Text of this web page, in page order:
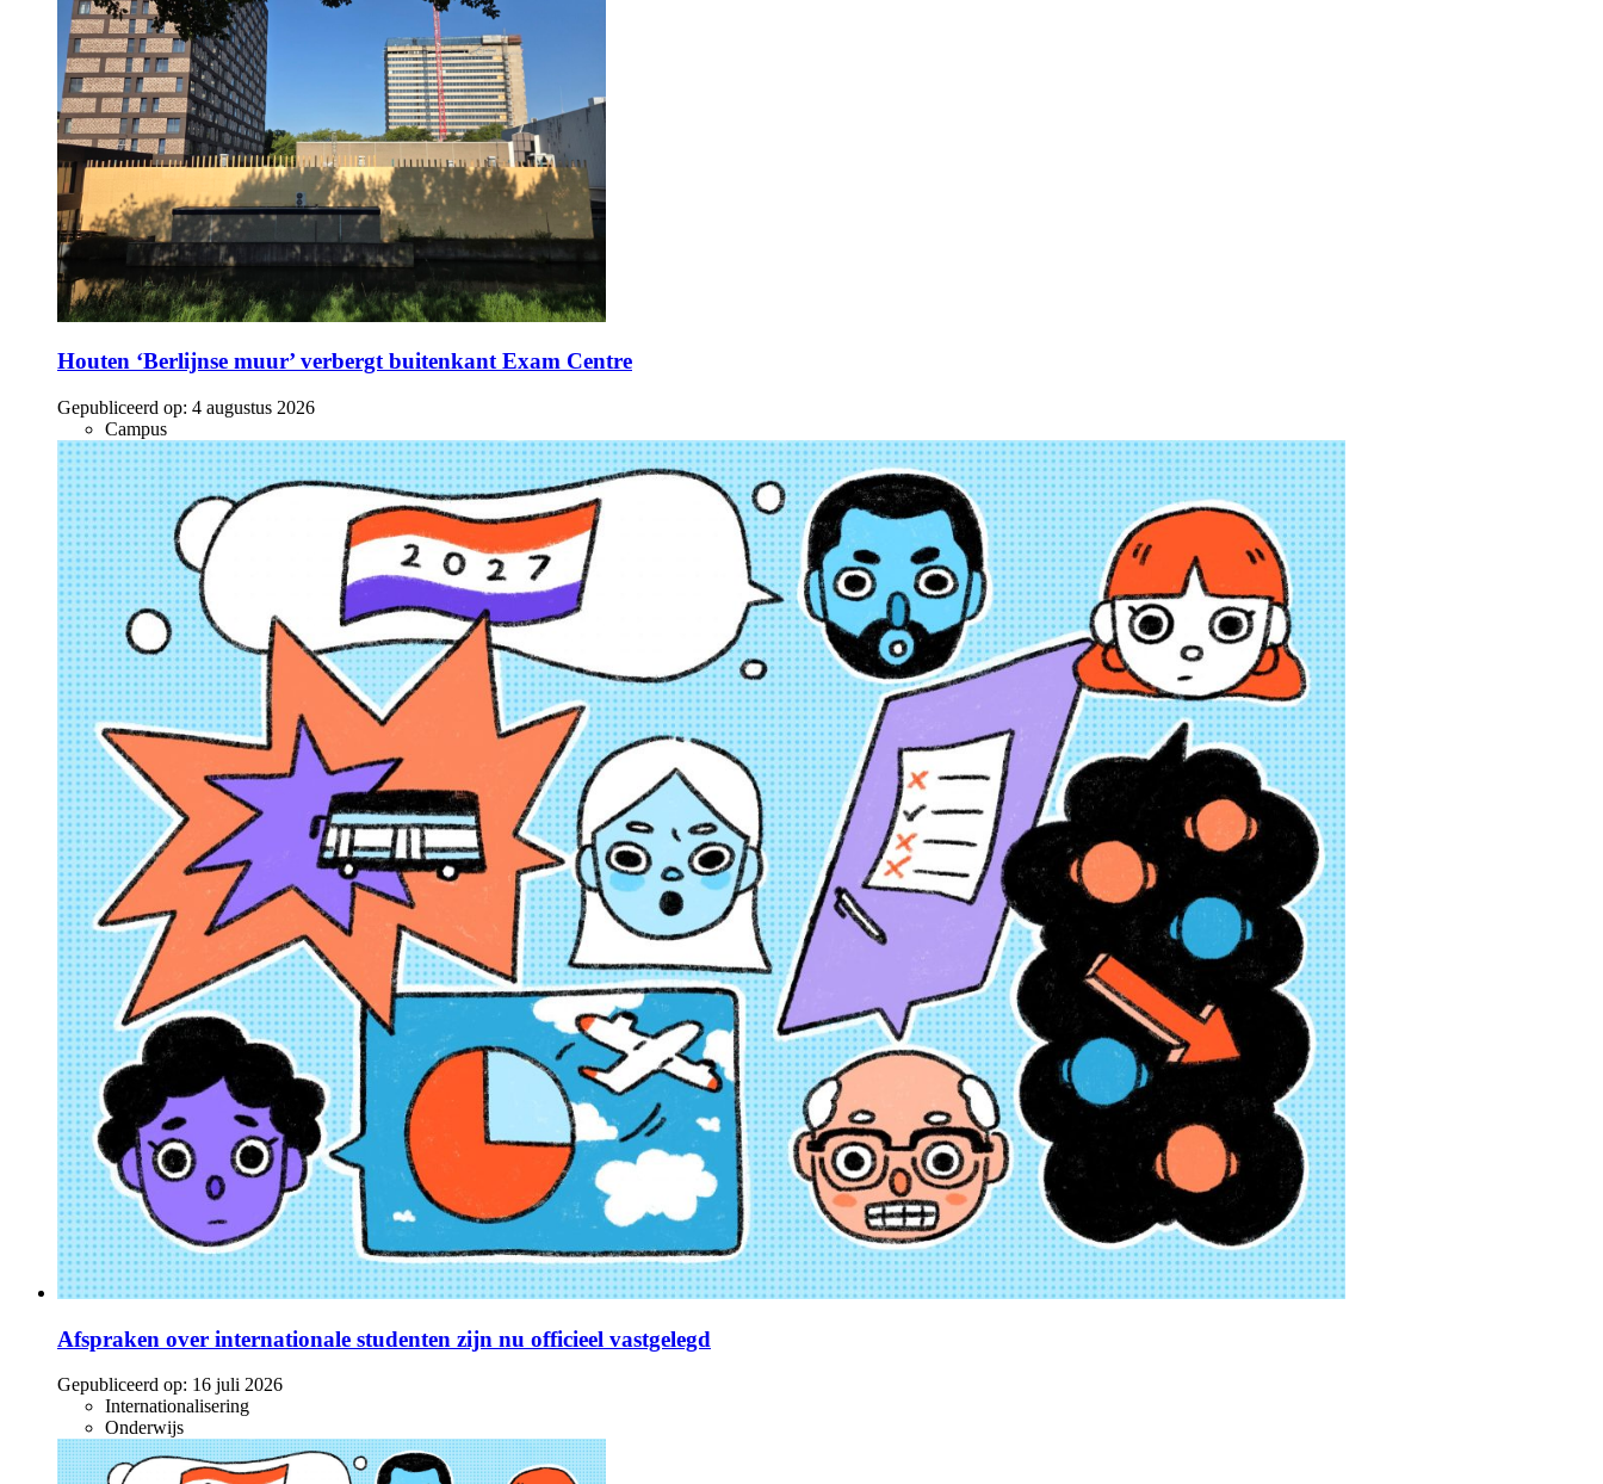
Houten ‘Berlijnse muur’ verbergt buitenkant Exam Centre
Gepubliceerd op: 4 augustus 2026
Campus
Afspraken over internationale studenten zijn nu officieel vastgelegd
Gepubliceerd op: 16 juli 2026
Internationalisering
Onderwijs